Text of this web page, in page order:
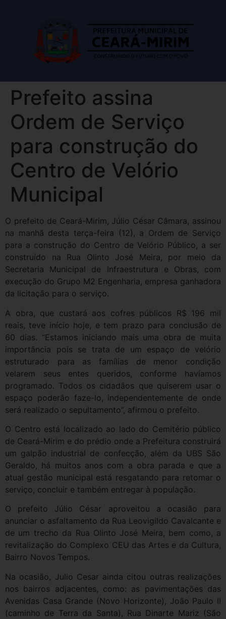
Prefeito assina
Ordem de Serviço
para construção do
Centro de Velório
Municipal
O prefeito de Ceará-Mirim, Júlio César Câmara, assinou
na manhã desta terça-feira (12), a Ordem de Serviço
para a construção do Centro de Velório Público, a ser
construído na Rua Olinto José Meira, por meio da
Secretaria Municipal de Infraestrutura e Obras, com
execução do Grupo M2 Engenharia, empresa ganhadora
da licitação para o serviço.
A obra, que custará aos cofres públicos R$ 196 mil
reais, teve início hoje, e tem prazo para conclusão de
60 dias. “Estamos iniciando mais uma obra de muita
importância pois se trata de um espaço de velório
estruturado para as famílias de menor condição
velarem seus entes queridos, conforme havíamos
programado. Todos os cidadãos que quiserem usar o
espaço poderão faze-lo, independentemente de onde
será realizado o sepultamento”, afirmou o prefeito.
O Centro está localizado ao lado do Cemitério público
de Ceará-Mirim e do prédio onde a Prefeitura construirá
um galpão industrial de confecção, além da UBS São
Geraldo, há muitos anos com a obra parada e que a
atual gestão municipal está resgatando para retomar o
serviço, concluir e também entregar à população.
O prefeito Júlio César aproveitou a ocasião para
anunciar o asfaltamento da Rua Leovigildo Cavalcante e
de um trecho da Rua Olinto José Meira, bem como, a
revitalização do Complexo CEU das Artes e da Cultura,
Bairro Novos Tempos.
Na ocasião, Julio Cesar ainda citou outras realizações
nos bairros adjacentes, como: as pavimentações das
Avenidas Casa Grande (Novo Horizonte), João Paulo II
(caminho de Terra da Santa), Rua Dinarte Mariz (São